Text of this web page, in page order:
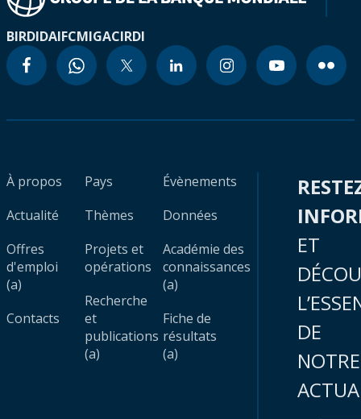
BIRDIDAIFCMIGACIRDI
À propos
Actualité
Offres
d'emploi
(a)
Contacts
Pays
Thèmes
Projets et
opérations
Recherche
et
publications
(a)
Évènements
Données
Académie des
connaissances
(a)
Fiche de
résultats
(a)
ET
DE
NOTRE